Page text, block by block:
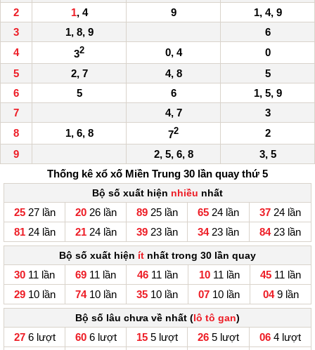
2
1, 4 9
1, 4, 9
3
1, 8, 9
6
4
32 0, 4
0
5
2, 7 4, 8
5
6
5 6
1, 5, 9
7
4, 7
3
8
1, 6, 8 72
2
9
2, 5, 6, 8
3, 5
Thống kê xổ xố Miền Trung 30 lần quay thứ 5
Bộ số xuất hiện nhiều nhất
25 27 lần 20 26 lần 89 25 lần 65 24 lần 37 24 lần
81 24 lần 21 24 lần 39 23 lần 34 23 lần 84 23 lần
Bộ số xuất hiện ít nhất trong 30 lần quay
30 11 lần 69 11 lần 46 11 lần 10 11 lần 45 11 lần
29 10 lần 74 10 lần 35 10 lần 07 10 lần 04 9 lần
Bộ số lâu chưa về nhất (lô tô gan)
27 6 lượt 60 6 lượt 15 5 lượt 26 5 lượt 06 4 lượt